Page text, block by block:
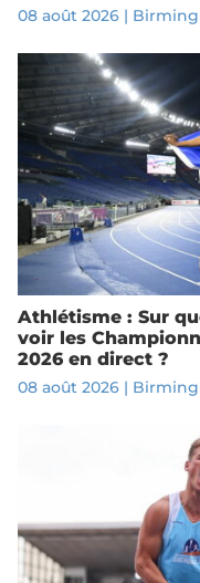
08 août 2026|
Athlétisme : Sur
voir les
2026 en direct ?
08 août 2026|